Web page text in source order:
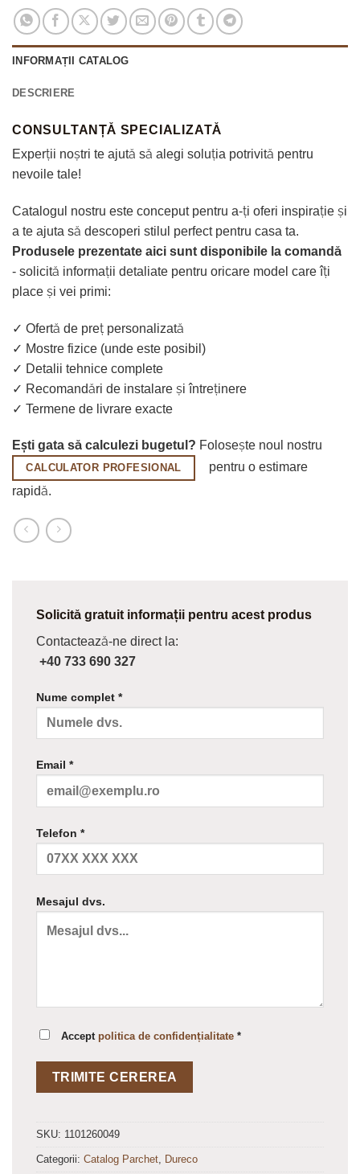
INFORMAȚII CATALOG
DESCRIERE
CONSULTANȚĂ SPECIALIZATĂ
Experții noștri te ajută să alegi soluția potrivită pentru
nevoile tale!
Catalogul nostru este conceput pentru a-ți oferi inspirație și
a te ajuta să descoperi stilul perfect pentru casa ta.
Produsele prezentate aici sunt disponibile la comandă
- solicită informații detaliate pentru oricare model care îți
place și vei primi:
✓ Ofertă de preț personalizată
✓ Mostre fizice (unde este posibil)
✓ Detalii tehnice complete
✓ Recomandări de instalare și întreținere
✓ Termene de livrare exacte
Ești gata să calculezi bugetul? Folosește noul nostru
CALCULATOR PROFESIONAL
pentru o estimare
rapidă.
Solicită gratuit informații pentru acest produs
Contactează-ne direct la:
+40 733 690 327
Nume complet *
Email *
Telefon *
Mesajul dvs.
Accept politica de confidențialitate *
SKU: 1101260049
Categorii: Catalog Parchet, Dureco